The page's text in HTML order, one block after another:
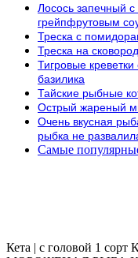
Лосось запечный
грейпфрутовым
Треска с
Треска на
Тигровые
базилика
Тайские рыбные
Острый жареный
Очень вкусная
рыбка не
Самые
Кета | с головой 1 сорт